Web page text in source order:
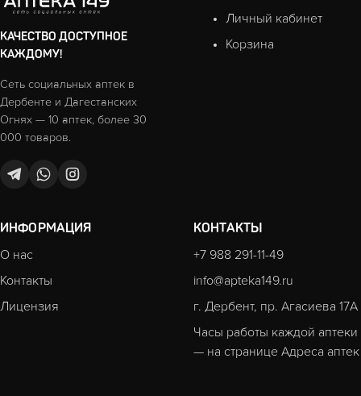
КАЧЕСТВО ДОСТУПНОЕ
КАЖДОМУ!
Сеть социальных аптек в
Дербенте и Дагестанских
Огнях — 10 аптек, более 30
000 товаров.
Личный кабинет
Корзина
ИНФОРМАЦИЯ
О нас
Контакты
Лицензия
КОНТАКТЫ
+7 988 291-11-49
info@apteka149.ru
г. Дербент, пр. Агасиева 17А
Часы работы каждой аптеки
— на странице Адреса аптек